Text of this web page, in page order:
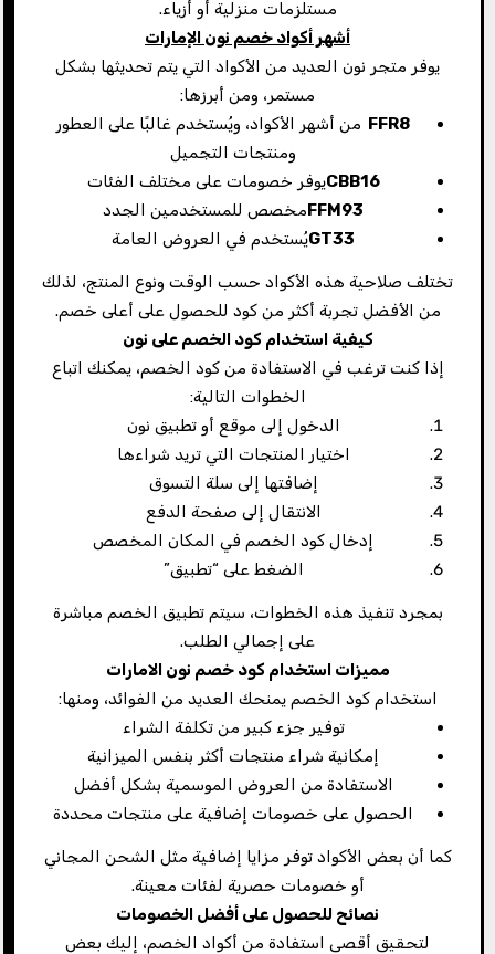
مستلزمات منزلية أو أزياء.
أشهر أكواد خصم نون الإمارات
يوفر متجر نون العديد من الأكواد التي يتم تحديثها بشكل
مستمر، ومن أبرزها:
FFR8 من أشهر الأكواد، ويُستخدم غالبًا على العطور
ومنتجات التجميل
CBB16يوفر خصومات على مختلف الفئات
FFM93 مخصص للمستخدمين الجدد
GT33يُستخدم في العروض العامة
تختلف صلاحية هذه الأكواد حسب الوقت ونوع المنتج، لذلك
من الأفضل تجربة أكثر من كود للحصول على أعلى خصم.
كيفية استخدام كود الخصم على نون
إذا كنت ترغب في الاستفادة من كود الخصم، يمكنك اتباع
الخطوات التالية:
الدخول إلى موقع أو تطبيق نون
اختيار المنتجات التي تريد شراءها
إضافتها إلى سلة التسوق
الانتقال إلى صفحة الدفع
إدخال كود الخصم في المكان المخصص
الضغط على “تطبيق”
بمجرد تنفيذ هذه الخطوات، سيتم تطبيق الخصم مباشرة
على إجمالي الطلب.
مميزات استخدام كود خصم نون الامارات
استخدام كود الخصم يمنحك العديد من الفوائد، ومنها:
توفير جزء كبير من تكلفة الشراء
إمكانية شراء منتجات أكثر بنفس الميزانية
الاستفادة من العروض الموسمية بشكل أفضل
الحصول على خصومات إضافية على منتجات محددة
كما أن بعض الأكواد توفر مزايا إضافية مثل الشحن المجاني
أو خصومات حصرية لفئات معينة.
نصائح للحصول على أفضل الخصومات
لتحقيق أقصى استفادة من أكواد الخصم، إليك بعض